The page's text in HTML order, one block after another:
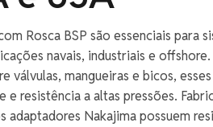
Rosca BSP são essenciais para
navais, industriais e
válvulas, mangueiras e bicos,
resistência a altas pressões.
adaptadores Nakajima possuem